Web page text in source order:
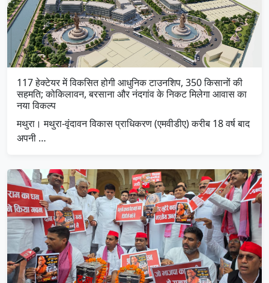
117 हेक्टेयर में विकसित होगी आधुनिक टाउनशिप, 350 किसानों की
सहमति; कोकिलावन, बरसाना और नंदगांव के निकट मिलेगा आवास का
नया विकल्प
मथुरा। मथुरा-वृंदावन विकास प्राधिकरण (एमवीडीए) करीब 18 वर्ष बाद
अपनी …